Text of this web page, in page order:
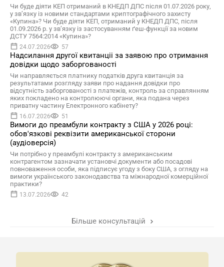
Чи буде діяти КЕП отриманий в КНЕДП ДПС після 01.07.2026 року,
у зв’язку із новими стандартами криптографічного захисту
«Купина»? Чи буде діяти КЕП, отриманий у КНЕДП ДПС, після
01.09.2026 р. у зв’язку із застосуванням ґеш-функції за новим
ДСТУ 7564:2014 «Купина»?
24.07.2026 57
Надсилання другої квитанціі за заявою про отримання
довідки щодо заборгованості
Чи направляється платнику податків друга квитанція за
результатами розгляду заяви про надання довідки про
відсутність заборгованості з платежів, контроль за справлянням
яких покладено на контролюючі органи, яка подана через
приватну частину Електронного кабінету?
16.07.2026 51
Вимоги до преамбули контракту з США у 2026 році:
обов'язкові реквізити американської сторони
(аудіоверсія)
Чи потрібно у преамбулі контракту з американським
контрагентом зазначати установчі документи або посадові
повноваження особи, яка підписує угоду з боку США, з огляду на
вимоги українського законодавства та міжнародної комерційної
практики?
13.07.2026 42
Більше консультацій